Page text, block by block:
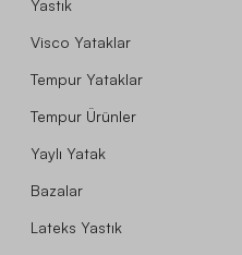
Yastık
Visco Yataklar
Tempur Yataklar
Tempur Ürünler
Yaylı Yatak
Bazalar
Lateks Yastık